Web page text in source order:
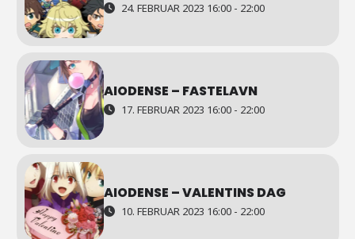
24. FEBRUAR 2023 16:00 - 22:00
AIODENSE – FASTELAVN
17. FEBRUAR 2023 16:00 - 22:00
AIODENSE – VALENTINS DAG
10. FEBRUAR 2023 16:00 - 22:00